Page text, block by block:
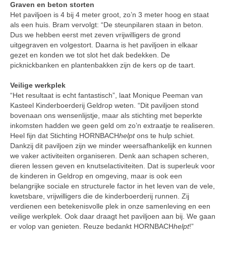
Graven en beton storten
Het paviljoen is 4 bij 4 meter groot, zo’n 3 meter hoog en staat
als een huis. Bram vervolgt: “De steunpilaren staan in beton.
Dus we hebben eerst met zeven vrijwilligers de grond
uitgegraven en volgestort. Daarna is het paviljoen in elkaar
gezet en konden we tot slot het dak bedekken. De
picknickbanken en plantenbakken zijn de kers op de taart.
Veilige werkplek
“Het resultaat is echt fantastisch”, laat Monique Peeman van
Kasteel Kinderboerderij Geldrop weten. “Dit paviljoen stond
bovenaan ons wensenlijstje, maar als stichting met beperkte
inkomsten hadden we geen geld om zo’n extraatje te realiseren.
Heel fijn dat Stichting HORNBACHhelptons te hulp schiet.
Dankzij dit paviljoen zijn we minder weersafhankelijk en kunnen
we vaker activiteiten organiseren. Denk aan schapen scheren,
dieren lessen geven en knutselactiviteiten. Dat is superleuk voor
de kinderen in Geldrop en omgeving, maar is ook een
belangrijke sociale en structurele factor in het leven van de vele,
kwetsbare, vrijwilligers die de kinderboerderij runnen. Zij
verdienen een betekenisvolle plek in onze samenleving en een
veilige werkplek. Ook daar draagt het paviljoen aan bij. We gaan
er volop van genieten. Reuze bedankt HORNBACHhelpt!”